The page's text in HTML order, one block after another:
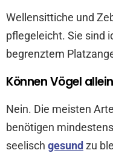
Wellensittiche und
pflegeleicht. Sie sind
begrenztem
Können Vögel
Nein. Die meisten
benötigen
seelisch gesund zu